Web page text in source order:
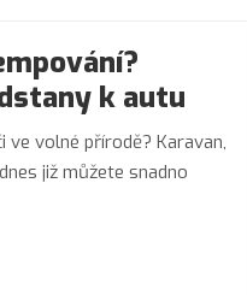
k autu
ve volné přírodě? Karavan,
již můžete snadno